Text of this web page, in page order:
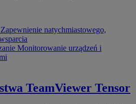
Zapewnienie natychmiastowego,
Monitorowanie urządzeń i
TeamViewer Tensor